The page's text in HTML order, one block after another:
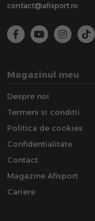
contact@afisport.ro
Magazinul meu
Despre noi
Termeni si conditii
Politica de cookies
Confidentialitate
Contact
Magazine Afisport
Cariere